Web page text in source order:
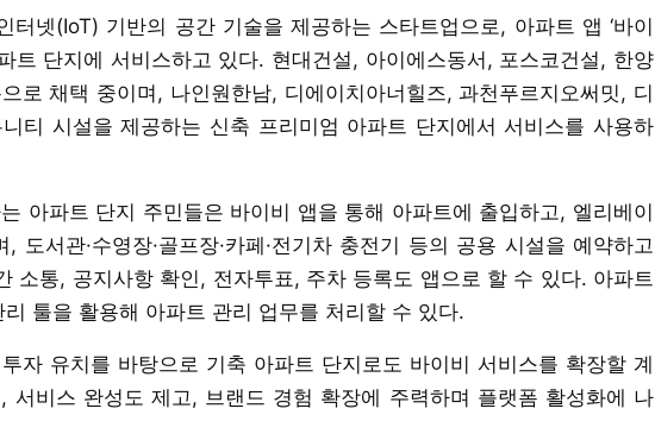
터넷(IoT) 기반의 공간 기술을 제공하는 스타트업으로, 아파트 앱 ‘바이
트 단지에 서비스하고 있다. 현대건설, 아이에스동서, 포스코건설, 한양
로 채택 중이며, 나인원한남, 디에이치아너힐즈, 과천푸르지오써밋, 디
티 시설을 제공하는 신축 프리미엄 아파트 단지에서 서비스를 사용하
아파트 단지 주민들은 바이비 앱을 통해 아파트에 출입하고, 엘리베이
도서관·수영장·골프장·카페·전기차 충전기 등의 공용 시설을 예약하고
소통, 공지사항 확인, 전자투표, 주차 등록도 앱으로 할 수 있다. 아파트
툴을 활용해 아파트 관리 업무를 처리할 수 있다.
자 유치를 바탕으로 기축 아파트 단지로도 바이비 서비스를 확장할 계
서비스 완성도 제고, 브랜드 경험 확장에 주력하며 플랫폼 활성화에 나